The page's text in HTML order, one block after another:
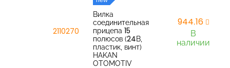
2110270
Вилка
соединительная
прицепа 15
полюсов (24В,
пластик, винт)
HAKAN
OTOMOTIV
944,16
В
наличии